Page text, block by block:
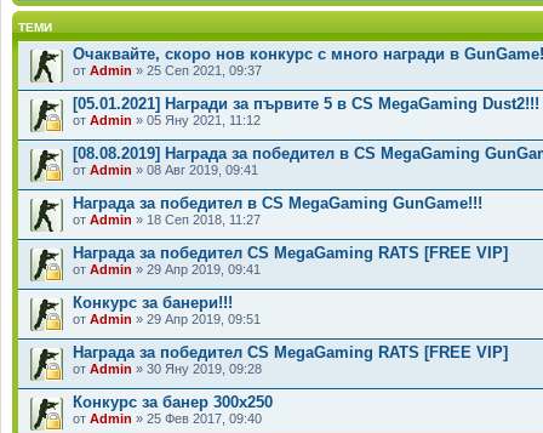
ТЕМИ
Очаквайте, скоро нов конкурс с много награди в
от Admin » 25 Сеп 2021, 09:37
[05.01.2021] Награди за първите 5 в CS MegaGaming Dust2!!!
от Admin » 05 Яну 2021, 11:12
[08.08.2019] Награда за победител в CS MegaGaming
от Admin » 08 Авг 2019, 09:41
Награда за победител в CS MegaGaming GunGame!!!
от Admin » 18 Сеп 2018, 11:27
Награда за победител CS MegaGaming RATS [FREE VIP]
от Admin » 29 Апр 2019, 09:41
Конкурс за банери!!!
от Admin » 29 Апр 2019, 09:51
Награда за победител CS MegaGaming RATS [FREE VIP]
от Admin » 30 Яну 2019, 09:28
Конкурс за банер 300x250
от Admin » 25 Фев 2017, 09:40